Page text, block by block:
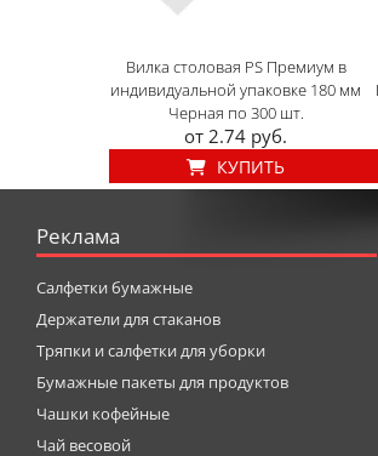
Вилка столовая PS Премиум в
индивидуальной упаковке 180 мм
Черная по 300 шт.
от 2.74 руб.
КУПИТЬ
Реклама
Салфетки бумажные
Держатели для стаканов
Тряпки и салфетки для уборки
Бумажные пакеты для продуктов
Чашки кофейные
Чай весовой